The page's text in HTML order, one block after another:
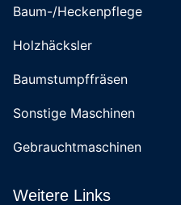
Baum-/Heckenpflege
Holzhäcksler
Baumstumpffräsen
Sonstige Maschinen
Gebrauchtmaschinen
Weitere Links